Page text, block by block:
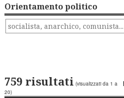
Orientamento politico
759 risultati (visualizzati da 1 a
20)